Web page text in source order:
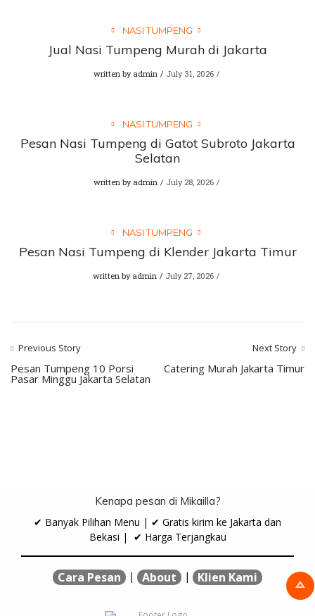
NASI TUMPENG
Jual Nasi Tumpeng Murah di Jakarta
written by admin July 31, 2026
NASI TUMPENG
Pesan Nasi Tumpeng di Gatot Subroto Jakarta
Selatan
written by admin July 28, 2026
NASI TUMPENG
Pesan Nasi Tumpeng di Klender Jakarta Timur
written by admin July 27, 2026
Previous Story
Pesan Tumpeng 10 Porsi
Pasar Minggu Jakarta Selatan
Next Story
Catering Murah Jakarta Timur
Kenapa pesan di Mikailla?
✔ Banyak Pilihan Menu | ✔ Gratis kirim ke Jakarta dan
Bekasi | ✔ Harga Terjangkau
Cara Pesan | About | Klien Kami